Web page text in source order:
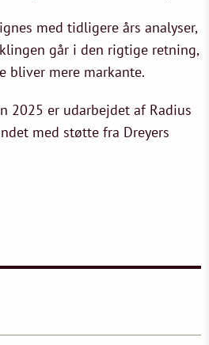
med tidligere års analyser,
går i den rigtige retning,
bliver mere markante.
2025 er udarbejdet af Radius
med støtte fra Dreyers